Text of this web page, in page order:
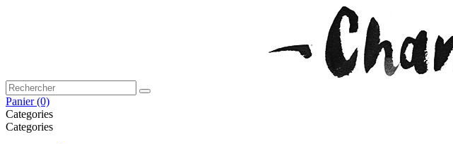
Panier (0)
Categories
Categories